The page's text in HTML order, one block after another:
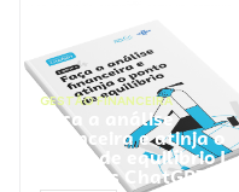
GESTÃO FINANCEIRA
Faça a análise
financeira e atinja o
ponto de equilíbrio |
Prompts ChatGPT